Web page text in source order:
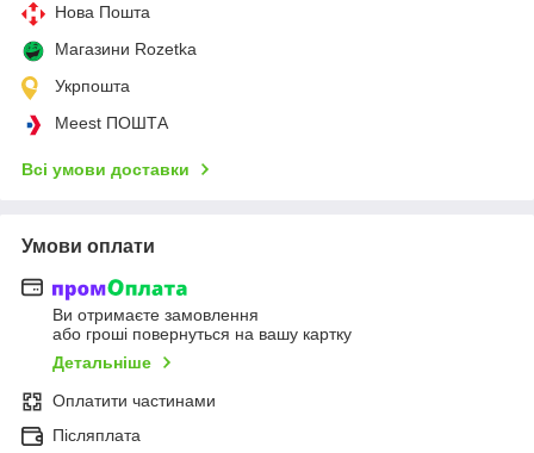
Нова Пошта
Магазини Rozetka
Укрпошта
Meest ПОШТА
Всі умови доставки
Умови оплати
Ви отримаєте замовлення
або гроші повернуться на вашу картку
Детальніше
Оплатити частинами
Післяплата